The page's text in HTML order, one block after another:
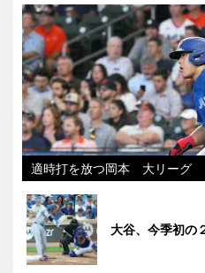
適時打を放つ岡本 大リーグ
大谷、今季初